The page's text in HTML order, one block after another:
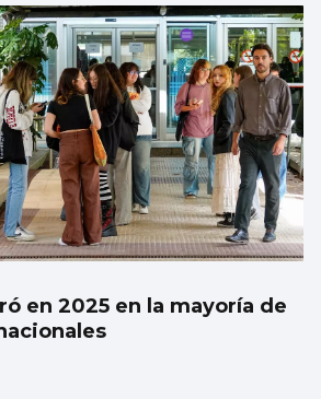
en 2025 en la mayoría de